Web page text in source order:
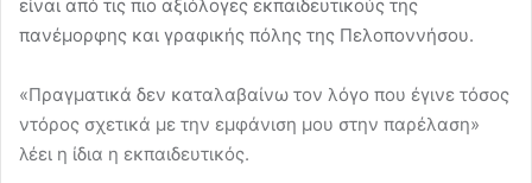
είναι από τις πιο αξιόλογες εκπαιδευτικούς της
πανέμορφης και γραφικής πόλης της Πελοποννήσου.
«Πραγματικά δεν καταλαβαίνω τον λόγο που έγινε τόσος
ντόρος σχετικά με την εμφάνιση μου στην παρέλαση»
λέει η ίδια η εκπαιδευτικός.